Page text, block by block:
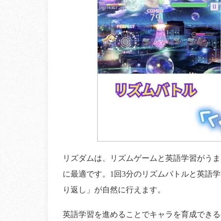
リズダムは、リズムゲームと英語学習がう
に最適です。1回3分のリズムバトルと英語
り返し」が自然に行えます。
英語学習を進めることでキャラを育成でき